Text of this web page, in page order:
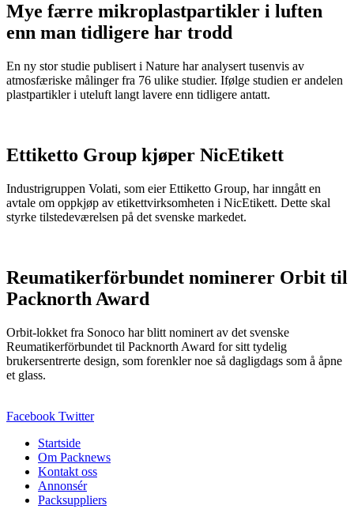
Mye færre mikroplastpartikler i luften
enn man tidligere har trodd
En ny stor studie publisert i Nature har analysert tusenvis av
atmosfæriske målinger fra 76 ulike studier. Ifølge studien er andelen
plastpartikler i uteluft langt lavere enn tidligere antatt.
Ettiketto Group kjøper NicEtikett
Industrigruppen Volati, som eier Ettiketto Group, har inngått en
avtale om oppkjøp av etikettvirksomheten i NicEtikett. Dette skal
styrke tilstedeværelsen på det svenske markedet.
Reumatikerförbundet nominerer Orbit til
Packnorth Award
Orbit-lokket fra Sonoco har blitt nominert av det svenske
Reumatikerförbundet til Packnorth Award for sitt tydelig
brukersentrerte design, som forenkler noe så dagligdags som å åpne
et glass.
Facebook Twitter
Startside
Om Packnews
Kontakt oss
Annonsér
Packsuppliers